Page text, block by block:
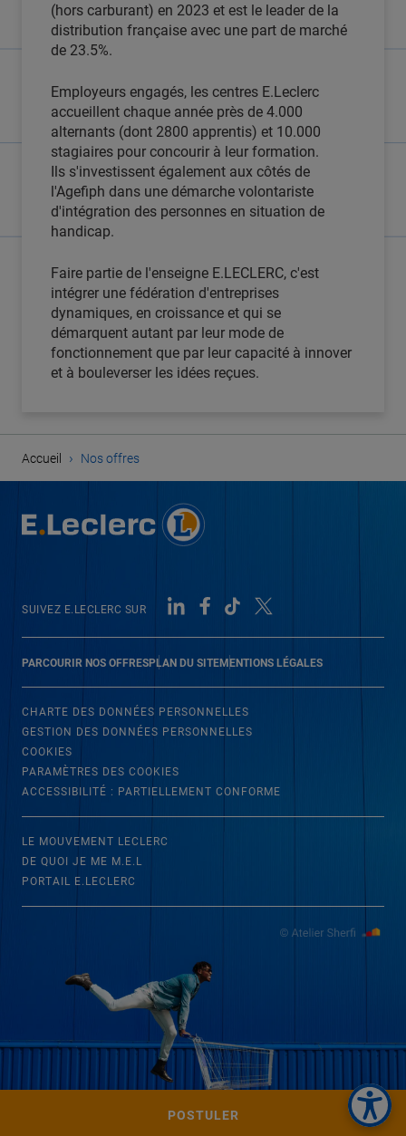
(hors carburant) en 2023 et est le leader de la
distribution française avec une part de marché
de 23.5%.
Employeurs engagés, les centres E.Leclerc
accueillent chaque année près de 4.000
alternants (dont 2800 apprentis) et 10.000
stagiaires pour concourir à leur formation.
Ils s'investissent également aux côtés de
l'Agefiph dans une démarche volontariste
d'intégration des personnes en situation de
handicap.
Faire partie de l'enseigne E.LECLERC, c'est
intégrer une fédération d'entreprises
dynamiques, en croissance et qui se
démarquent autant par leur mode de
fonctionnement que par leur capacité à innover
et à bouleverser les idées reçues.
POSTULER
Accueil › Nos offres
PARCOURIR NOS OFFRESPLAN DU SITEMENTIONS LÉGALES
SUIVEZ E.LECLERC SUR
CHARTE DES DONNÉES PERSONNELLES
GESTION DES DONNÉES PERSONNELLES
COOKIES
PARAMÈTRES DES COOKIES
ACCESSIBILITÉ : PARTIELLEMENT CONFORME
LE MOUVEMENT LECLERC
DE QUOI JE ME M.E.L
PORTAIL E.LECLERC